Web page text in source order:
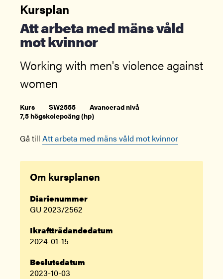
Kursplan
Att arbeta med mäns våld
mot kvinnor
Working with men's violence against
women
Kurs SW2555
Avancerad nivå
7,5 högskolepoäng (hp)
Gå till Att arbeta med mäns våld mot kvinnor
Om kursplanen
Diarienummer
GU 2023/2562
Ikraftträdandedatum
2024-01-15
Beslutsdatum
2023-10-03